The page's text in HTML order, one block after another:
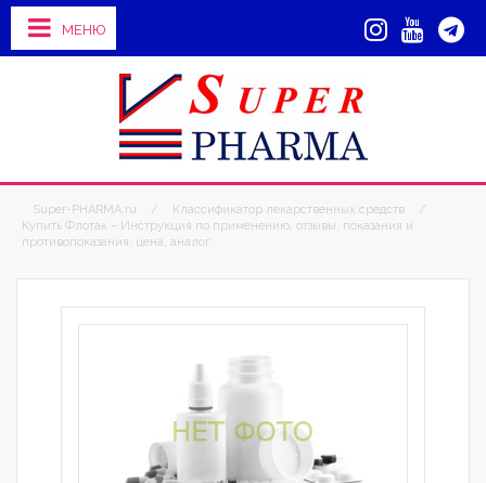
МЕНЮ
Super-PHARMA.ru / Классификатор лекарственных средств
/
Купить Флотак – Инструкция по применению, отзывы, показания и
противопоказания, цена, аналог